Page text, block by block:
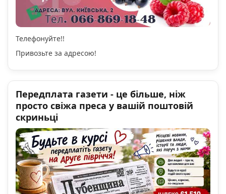
Телефонуйте!!
Привозьте за адресою!
Передплата газети - це більше, ніж
просто свіжа преса у вашій поштовій
скриньці